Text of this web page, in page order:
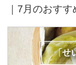
｜7月のおす